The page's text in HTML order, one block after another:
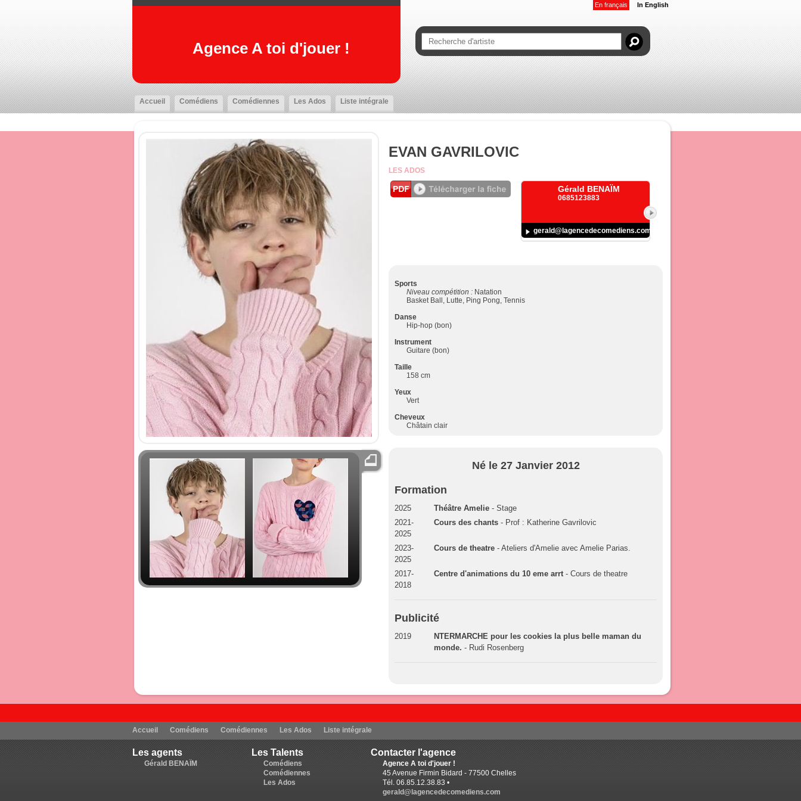
Agence A toi d'jouer !
En français In English
Accueil Comédiens Comédiennes Les Ados Liste intégrale
EVAN GAVRILOVIC
LES ADOS
Gérald BENAÏM
0685123883
gerald@lagencedecomediens.com
Sports
Niveau compétition : Natation
Basket Ball, Lutte, Ping Pong, Tennis
Danse
Hip-hop (bon)
Instrument
Guitare (bon)
Taille
158 cm
Yeux
Vert
Cheveux
Châtain clair
Né le 27 Janvier 2012
Formation
2025 Théâtre Amelie - Stage
2021-
2025
Cours des chants- Prof : Katherine Gavrilovic
2023-
2025
Cours de theatre - Ateliers d'Amelie avec Amelie Parias.
2017-
2018
Centre d'animations du 10 eme arrt- Cours de theatre
Publicité
2019
NTERMARCHE pour les cookies la plus belle maman du
monde.- Rudi Rosenberg
Accueil Comédiens Comédiennes Les Ados Liste intégrale
Les agents
Gérald BENAÏM
Les Talents
Comédiens
Comédiennes
Les Ados
Contacter l'agence
Agence A toi d'jouer !
45 Avenue Firmin Bidard - 77500 Chelles
Tél. 06.85.12.38.83 •
gerald@lagencedecomediens.com